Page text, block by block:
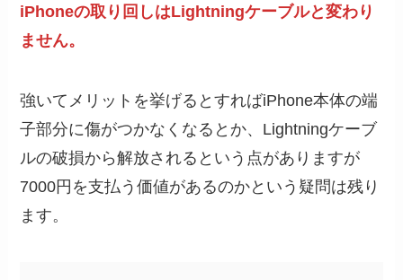
iPhoneの取り回しはLightningケーブルと変わり
ません。
強いてメリットを挙げるとすればiPhone本体の端
子部分に傷がつかなくなるとか、Lightningケーブ
ルの破損から解放されるという点がありますが
7000円を支払う価値があるのかという疑問は残り
ます。